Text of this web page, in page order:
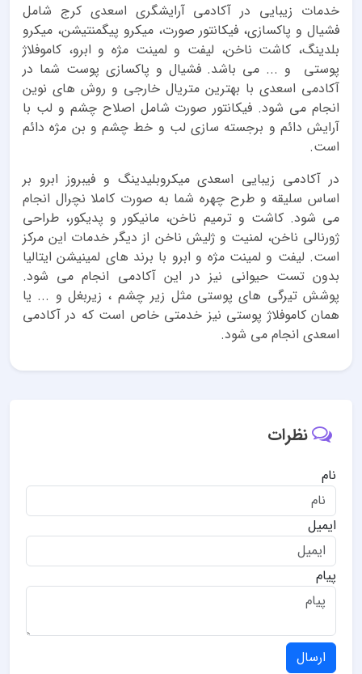
خدمات زیبایی در آکادمی آرایشگری اسعدی کرج شامل
فشیال و پاکسازی، فیکانتور صورت، میکرو پیگمنتیشن، میکرو
بلدینگ، کاشت ناخن، لیفت و لمینت مژه و ابرو، کاموفلاژ
پوستی و ... می باشد. فشیال و پاکسازی پوست شما در
آکادمی اسعدی با بهترین متریال خارجی و روش های نوین
انجام می شود. فیکانتور صورت شامل اصلاح چشم و لب با
آرایش دائم و برجسته سازی لب و خط چشم و بن مژه دائم
است.
در آکادمی زیبایی اسعدی میکروبلیدینگ و فیبروز ابرو بر
اساس سلیقه و طرح چهره شما به صورت کاملا نچرال انجام
می شود. کاشت و ترمیم ناخن، مانیکور و پدیکور، طراحی
ژورنالی ناخن، لمنیت و ژلیش ناخن از دیگر خدمات این مرکز
است. لیفت و لمینت مژه و ابرو با برند های لمینیشن ایتالیا
بدون تست حیوانی نیز در این آکادمی انجام می شود.
پوشش تیرگی های پوستی مثل زیر چشم ، زیربغل و ... یا
همان کاموفلاژ پوستی نیز خدمتی خاص است که در آکادمی
اسعدی انجام می شود.
نظرات
نام
ایمیل
پیام
ارسال